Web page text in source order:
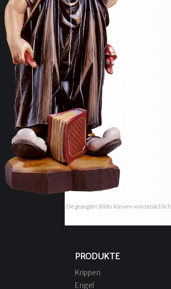
Die gezeigten Bilder können vom
PRODUKTE
Krippen
Engel